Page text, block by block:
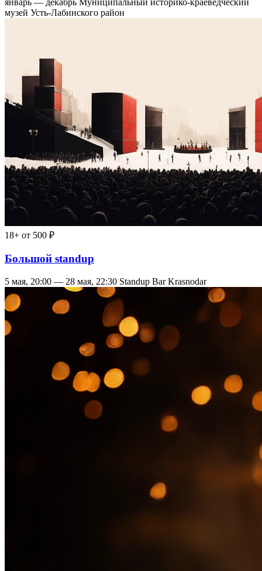
январь — декабрь Муниципальный историко-краеведческий
музей Усть-Лабинского район
18+ от 500 ₽
Большой standup
5 мая, 20:00 — 28 мая, 22:30 Standup Bar Krasnodar